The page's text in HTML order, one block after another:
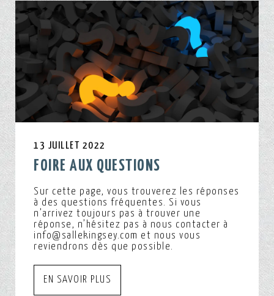
13 JUILLET 2022
FOIRE AUX QUESTIONS
Sur cette page, vous trouverez les réponses
à des questions fréquentes. Si vous
n’arrivez toujours pas à trouver une
réponse, n’hésitez pas à nous contacter à
info@sallekingsey.com et nous vous
reviendrons dès que possible.
EN SAVOIR PLUS